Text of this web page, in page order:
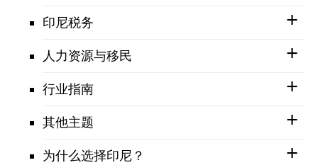
印尼税务
人力资源与移民
行业指南
其他主题
为什么选择印尼？